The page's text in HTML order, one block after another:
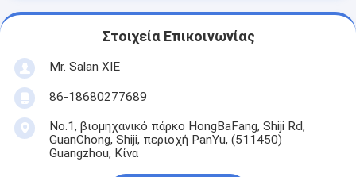
Στοιχεία Επικοινωνίας
Mr. Salan XIE
86-18680277689
No.1, βιομηχανικό πάρκο HongBaFang, Shiji Rd,
GuanChong, Shiji, περιοχή PanYu, (511450)
Guangzhou, Κίνα